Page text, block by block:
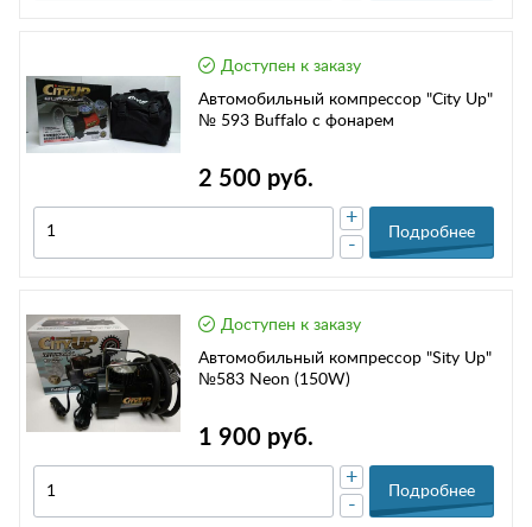
Доступен к заказу
Автомобильный компрессор "City Up"
№ 593 Buffalo с фонарем
2 500 руб.
-
+
Подробнее
Доступен к заказу
Автомобильный компрессор "Sity Up"
№583 Neon (150W)
1 900 руб.
-
+
Подробнее